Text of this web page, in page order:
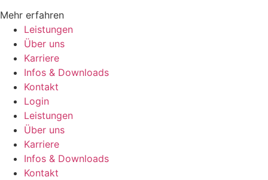
Mehr erfahren
Leistungen
Über uns
Karriere
Infos & Downloads
Kontakt
Login
Leistungen
Über uns
Karriere
Infos & Downloads
Kontakt